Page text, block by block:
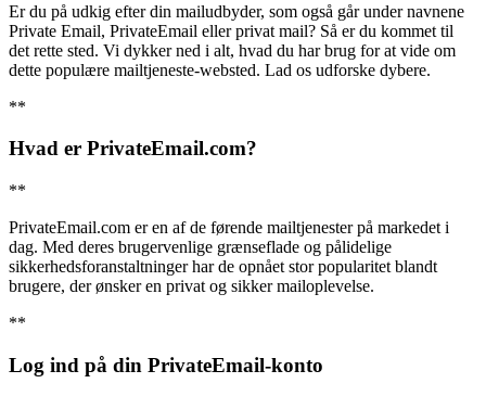
Er du på udkig efter din mailudbyder, som også går under navnene
Private Email, PrivateEmail eller privat mail? Så er du kommet til
det rette sted. Vi dykker ned i alt, hvad du har brug for at vide om
dette populære mailtjeneste-websted. Lad os udforske dybere.
**
Hvad er PrivateEmail.com?
**
PrivateEmail.com er en af de førende mailtjenester på markedet i
dag. Med deres brugervenlige grænseflade og pålidelige
sikkerhedsforanstaltninger har de opnået stor popularitet blandt
brugere, der ønsker en privat og sikker mailoplevelse.
**
Log ind på din PrivateEmail-konto